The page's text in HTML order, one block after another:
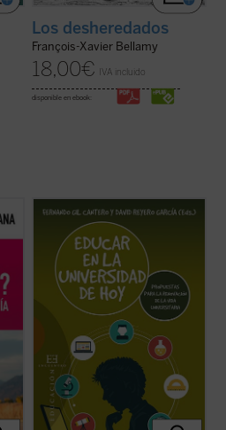
Los desheredados
François-Xavier Bellamy
18,00€ IVA incluido
disponible en ebook:
Este libro tiene por objeto ofrecer vías de
reflexión y propuestas concretas que
generen momentos de auténtica vida
universitaria. Su origen está en las
diferentes actividades organizadas por el
Grupo de Investigación Interuniversitario
(ver ficha)